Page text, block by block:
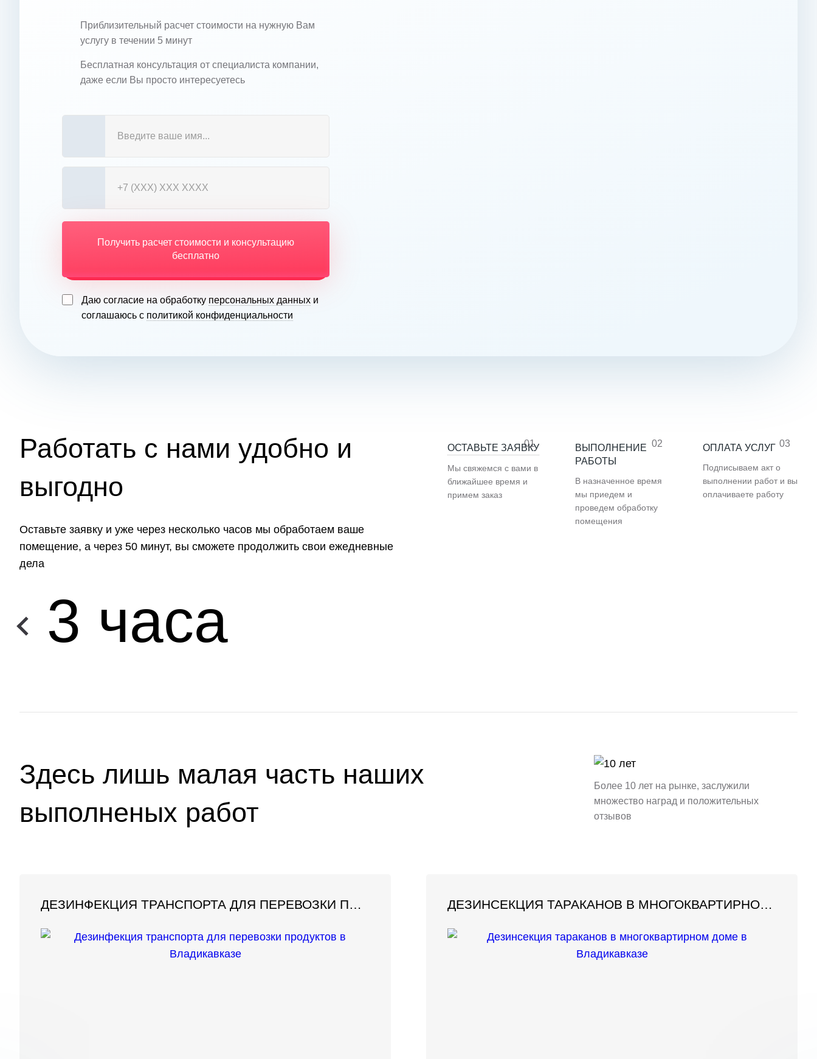
Приблизительный расчет стоимости на нужную Вам
услугу в течении 5 минут
Бесплатная консультация от специалиста компании,
даже если Вы просто интересуетесь
Получить расчет стоимости и консультацию
бесплатно
Даю согласие на обработку персональных данных и
соглашаюсь с политикой конфиденциальности
Работать с нами удобно и
выгодно
Оставьте заявку и уже через несколько часов мы обработаем ваше
помещение, а через 50 минут, вы сможете продолжить свои ежедневные
дела
3 часа
01
ОСТАВЬТЕ ЗАЯВКУ
Мы свяжемся с вами в
ближайшее время и
примем заказ
02
ВЫПОЛНЕНИЕ
РАБОТЫ
В назначенное время
мы приедем и
проведем обработку
помещения
03
ОПЛАТА УСЛУГ
Подписываем акт о
выполнении работ и вы
оплачиваете работу
Здесь лишь малая часть наших
выполненых работ
Более 10 лет на рынке, заслужили
множество наград и положительных
отзывов
ДЕЗИНФЕКЦИЯ ТРАНСПОРТА ДЛЯ ПЕРЕВОЗКИ ПРОДУКТОВ В ВЛАДИКАВКАЗЕ ДЕЗИНСЕКЦИЯ ТАРАКАНОВ В МНОГОКВАРТИРНОМ ДОМЕ В ВЛАДИКАВКАЗЕ